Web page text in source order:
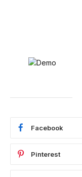
Facebook
Pinterest